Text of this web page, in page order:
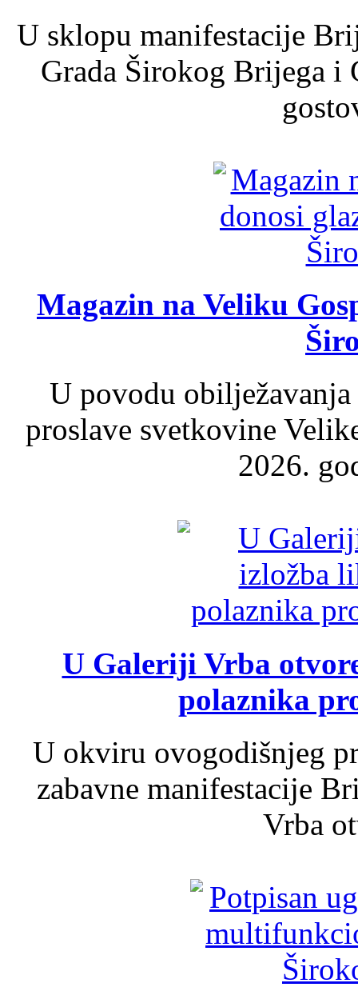
U sklopu manifestacije
Grada Širokog Brijega
Magazin na Veliku
U povodu
proslave svetkovine
2026.
U Galeriji Vrba
polaznika
U okviru ovogodišnjeg
zabavne manifestacije
Vrba